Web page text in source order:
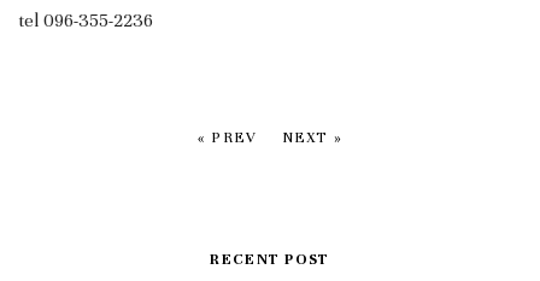
tel 096-355-2236
« PREV NEXT »
RECENT POST